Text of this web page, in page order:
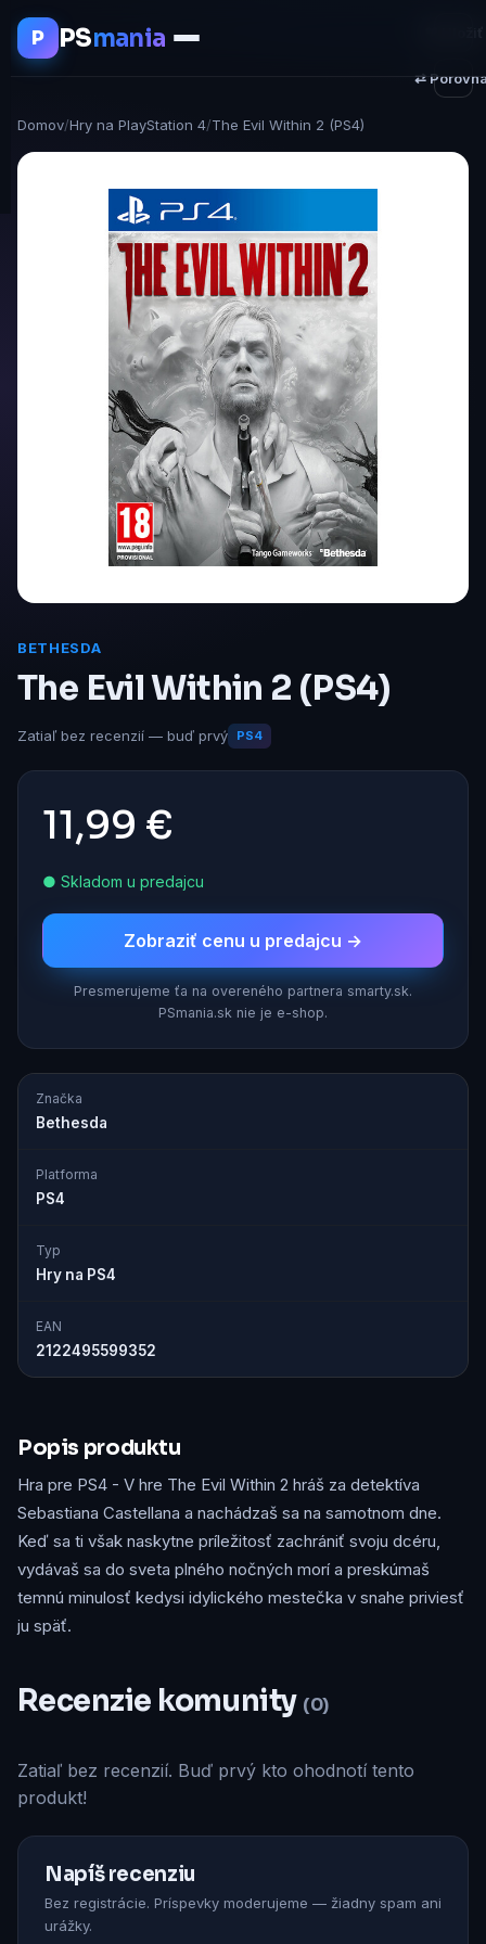
P PSmania
Domov/Hry na PlayStation 4/The Evil Within 2 (PS4)
BETHESDA
The Evil Within 2 (PS4)
Zatiaľ bez recenzií — buď prvý PS4
11,99 €
● Skladom u predajcu
Zobraziť cenu u predajcu →
Presmerujeme ťa na overeného partnera smarty.sk.
PSmania.sk nie je e-shop.
Značka
Bethesda
Platforma
PS4
Typ
Hry na PS4
EAN
2122495599352
⇄
Popis produktu
Hra pre PS4 - V hre The Evil Within 2 hráš za detektíva
Sebastiana Castellana a nachádzaš sa na samotnom dne.
Keď sa ti však naskytne príležitosť zachrániť svoju dcéru,
vydávaš sa do sveta plného nočných morí a preskúmaš
temnú minulosť kedysi idylického mestečka v snahe priviesť
ju späť.
Recenzie komunity (0)
Zatiaľ bez recenzií. Buď prvý kto ohodnotí tento
produkt!
Napíš recenziu
Bez registrácie. Príspevky moderujeme — žiadny spam ani
urážky.